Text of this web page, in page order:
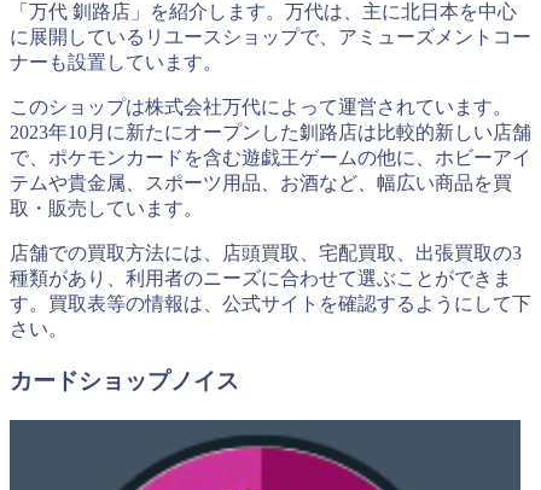
「万代 釧路店」を紹介します。万代は、主に北日本を中心
に展開しているリユースショップで、アミューズメントコー
ナーも設置しています。
このショップは株式会社万代によって運営されています。
2023年10月に新たにオープンした釧路店は比較的新しい店舗
で、ポケモンカードを含む遊戯王ゲームの他に、ホビーアイ
テムや貴金属、スポーツ用品、お酒など、幅広い商品を買
取・販売しています。
店舗での買取方法には、店頭買取、宅配買取、出張買取の3
種類があり、利用者のニーズに合わせて選ぶことができま
す。買取表等の情報は、公式サイトを確認するようにして下
さい。
カードショップノイス